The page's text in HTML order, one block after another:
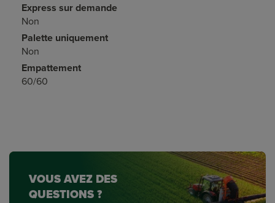
Express sur demande
Non
Palette uniquement
Non
Empattement
60/60
VOUS AVEZ DES
QUESTIONS ?